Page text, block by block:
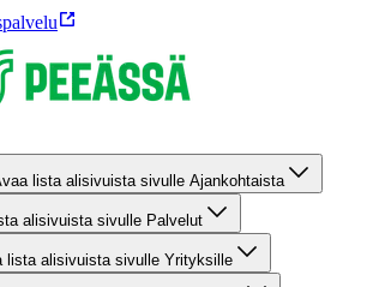
lista alisivuista sivulle Ajankohtaista
alisivuista sivulle Palvelut
lista alisivuista sivulle Yrityksille